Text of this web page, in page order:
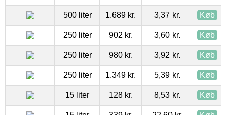
500 liter 1.689 kr. 3,37 kr. Køb
250 liter 902 kr. 3,60 kr. Køb
250 liter 980 kr. 3,92 kr. Køb
250 liter 1.349 kr. 5,39 kr. Køb
15 liter 128 kr. 8,53 kr. Køb